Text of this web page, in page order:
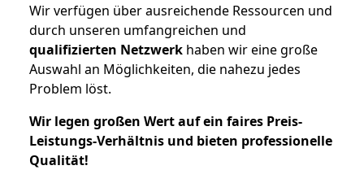
Wir verfügen über ausreichende Ressourcen und
durch unseren umfangreichen und
qualifizierten Netzwerk haben wir eine große
Auswahl an Möglichkeiten, die nahezu jedes
Problem löst.
Wir legen großen Wert auf ein faires Preis-
Leistungs-Verhältnis und bieten professionelle
Qualität!